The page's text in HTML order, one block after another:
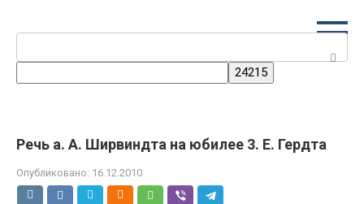
Речь а. А. Ширвиндта на юбилее 3. Е. Гердта
Опубликовано: 16.12.2010